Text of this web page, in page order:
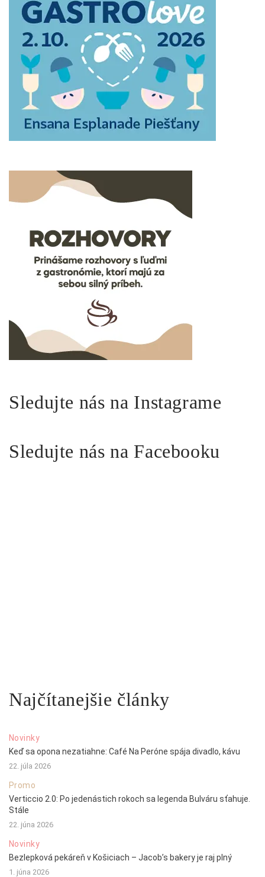
Sledujte nás na Instagrame
Sledujte nás na Facebooku
Najčítanejšie články
Novinky
Keď sa opona nezatiahne: Café Na Peróne spája divadlo, kávu
22. júla 2026
Promo
Verticcio 2.0: Po jedenástich rokoch sa legenda Bulváru sťahuje.
Stále
22. júna 2026
Novinky
Bezlepková pekáreň v Košiciach – Jacob’s bakery je raj plný
1. júna 2026